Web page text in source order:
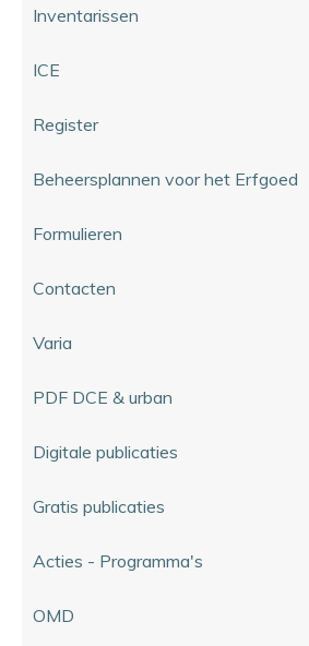
Inventarissen
ICE
Register
Beheersplannen voor het Erfgoed
Formulieren
Contacten
Varia
PDF DCE & urban
Digitale publicaties
Gratis publicaties
Acties - Programma's
OMD